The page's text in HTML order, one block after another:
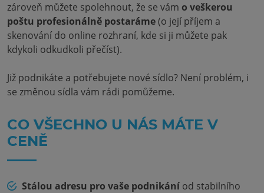
zároveň můžete spolehnout, že se vám o veškerou
poštu profesionálně postaráme(o její příjem a
skenování do online rozhraní, kde si ji můžete pak
kdykoli odkudkoli přečíst).
Již podnikáte a potřebujete nové sídlo? Není problém, i
se změnou sídla vám rádi pomůžeme.
CO VŠECHNO U NÁS MÁTE V
CENĚ
Stálou adresu pro vaše podnikáníod stabilního